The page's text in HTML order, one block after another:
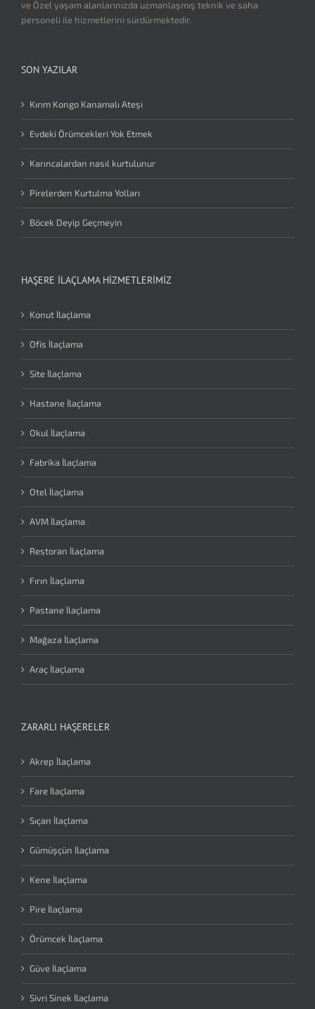
ve Özel yaşam alanlarınızda uzmanlaşmış teknik ve saha
personeli ile hizmetlerini sürdürmektedir.
SON YAZILAR
Kırım Kongo Kanamalı Ateşi
Evdeki Örümcekleri Yok Etmek
Karıncalardan nasıl kurtulunur
Pirelerden Kurtulma Yolları
Böcek Deyip Geçmeyin
HAŞERE İLAÇLAMA HIZMETLERIMIZ
Konut İlaçlama
Ofis İlaçlama
Site İlaçlama
Hastane İlaçlama
Okul İlaçlama
Fabrika İlaçlama
Otel İlaçlama
AVM İlaçlama
Restoran İlaçlama
Fırın İlaçlama
Pastane İlaçlama
Mağaza İlaçlama
Araç İlaçlama
ZARARLI HAŞERELER
Akrep İlaçlama
Fare İlaçlama
Sıçan İlaçlama
Gümüşçün İlaçlama
Kene İlaçlama
Pire İlaçlama
Örümcek İlaçlama
Güve İlaçlama
Sivri Sinek İlaçlama